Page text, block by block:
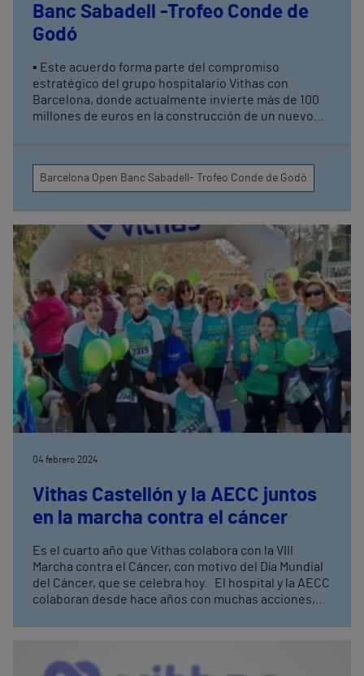
Banc Sabadell -Trofeo Conde de
Godó
▪ Este acuerdo forma parte del compromiso
estratégico del grupo hospitalario Vithas con
Barcelona, donde actualmente invierte más de 100
millones de euros en la construcción de un nuevo
que Vithas hará su presentación en sociedad en
Barcelona, ciudad de origen de los fundadores del
37 centros médicos en 14 provincias a nivel nacional
▪ Vithas reafirma así también su compromiso con los
valores que comparte con el deporte: la vida
saludable, el trabajo en equipo y el espíritu de
superación
Barcelona Open Banc Sabadell- Trofeo Conde de Godó
04 febrero 2024
Vithas Castellón y la AECC juntos
en la marcha contra el cáncer
Es el cuarto año que Vithas colabora con la VIII
Marcha contra el Cáncer, con motivo del Día Mundial
del Cáncer, que se celebra hoy. El hospital y la AECC
colaboran desde hace años con muchas acciones,